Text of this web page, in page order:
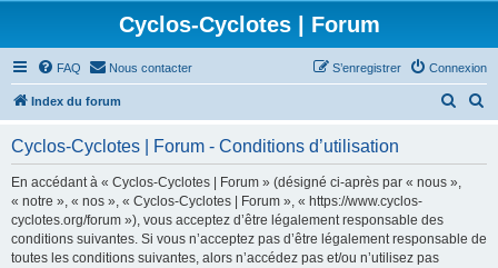
Cyclos-Cyclotes | Forum
FAQ Nous contacter Connexion
S’enregistrer
Index du forum
r
Cyclos-Cyclotes | Forum - Conditions d’utilisation
En accédant à « Cyclos-Cyclotes | Forum » (désigné ci-après par « nous »,
« notre », « nos », « Cyclos-Cyclotes | Forum », « https://www.cyclos-
cyclotes.org/forum »), vous acceptez d’être légalement responsable des
conditions suivantes. Si vous n’acceptez pas d’être légalement responsable de
toutes les conditions suivantes, alors n’accédez pas et/ou n’utilisez pas